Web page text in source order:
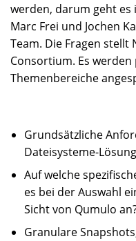
werden, darum geht es
Marc Frei und Jochen
Team. Die Fragen
Consortium. Es
Themenbereiche
Grundsätzliche
Dateisysteme-
Auf welche
es bei der Auswahl
Sicht von Qumulo
Granulare